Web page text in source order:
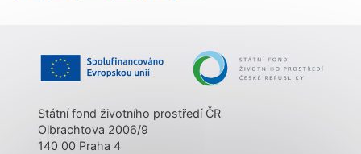
Státní fond životního prostředí ČR
Olbrachtova 2006/9
140 00 Praha 4